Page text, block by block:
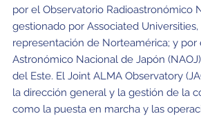
por el Observatorio Radioastronómico
gestionado por Associated Universities,
representación de Norteamérica; y por
Astronómico Nacional de Japón
del Este. El Joint ALMA Observatory
la dirección general y la gestión de la
como la puesta en marcha y las